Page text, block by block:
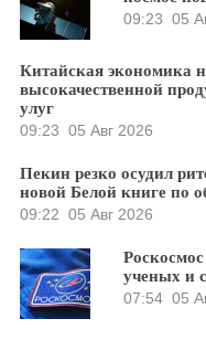
09:23 05
Китайская экономика
высокачественной
улуг
09:23 05 Авг 2026
Пекин резко осудил
новой Белой книге по
09:22 05 Авг 2026
ученых и
07:54 05